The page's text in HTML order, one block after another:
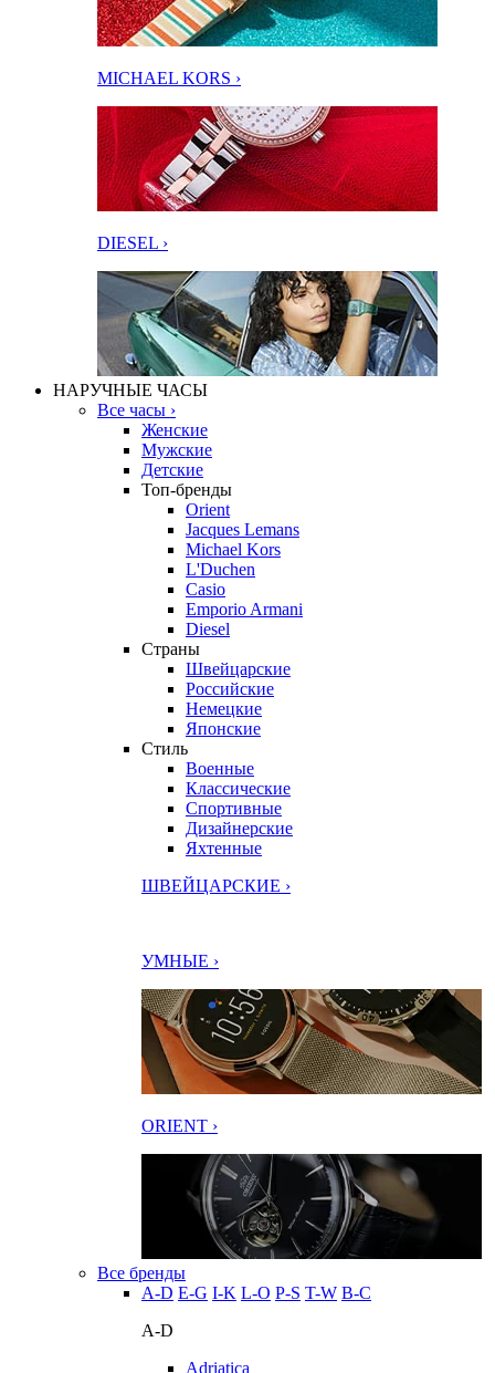
MICHAEL KORS ›
DIESEL ›
НАРУЧНЫЕ ЧАСЫ
Все часы ›
Женские
Мужские
Детские
Топ-бренды
Orient
Jacques Lemans
Michael Kors
L'Duchen
Casio
Emporio Armani
Diesel
Страны
Швейцарские
Российские
Немецкие
Японские
Стиль
Военные
Классические
Спортивные
Дизайнерские
Яхтенные
ШВЕЙЦАРСКИЕ ›
УМНЫЕ ›
ORIENT ›
Все бренды
A-D E-G I-K L-O P-S T-W В-С
A-D
Adriatica